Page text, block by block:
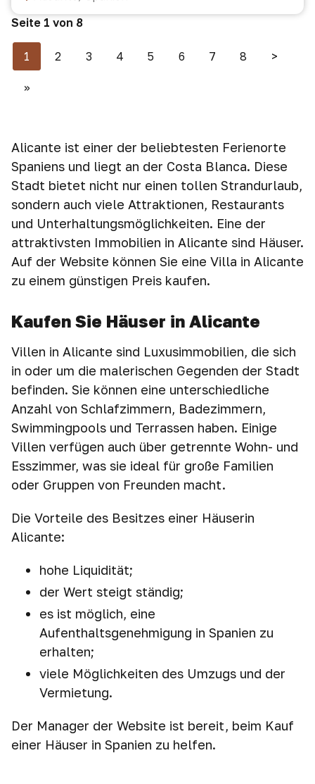
Seite 1 von 8
1 2 3 4 5 6 7 8 >
>>
Alicante ist einer der beliebtesten Ferienorte
Spaniens und liegt an der Costa Blanca. Diese
Stadt bietet nicht nur einen tollen Strandurlaub,
sondern auch viele Attraktionen, Restaurants
und Unterhaltungsmöglichkeiten. Eine der
attraktivsten Immobilien in Alicante sind Häuser.
Auf der Website können Sie eine Villa in Alicante
zu einem günstigen Preis kaufen.
Kaufen Sie Häuser in Alicante
Villen in Alicante sind Luxusimmobilien, die sich
in oder um die malerischen Gegenden der Stadt
befinden. Sie können eine unterschiedliche
Anzahl von Schlafzimmern, Badezimmern,
Swimmingpools und Terrassen haben. Einige
Villen verfügen auch über getrennte Wohn- und
Esszimmer, was sie ideal für große Familien
oder Gruppen von Freunden macht.
Die Vorteile des Besitzes einer Häuserin
Alicante:
hohe Liquidität;
der Wert steigt ständig;
es ist möglich, eine
Aufenthaltsgenehmigung in Spanien zu
erhalten;
viele Möglichkeiten des Umzugs und der
Vermietung.
Der Manager der Website ist bereit, beim Kauf
einer Häuser in Spanien zu helfen.